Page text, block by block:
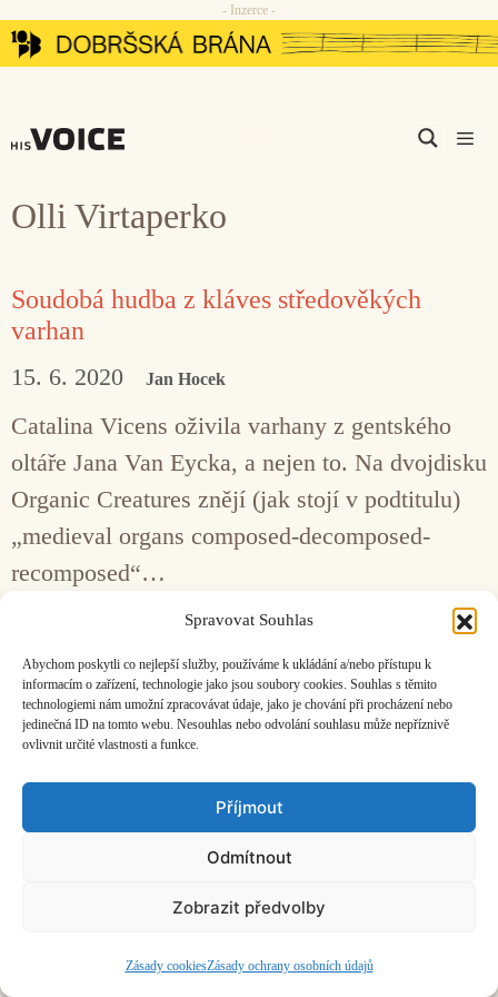
Spravovat Souhlas
Abychom poskytli co nejlepší služby, používáme k ukládání a/nebo přístupu k
informacím o zařízení, technologie jako jsou soubory cookies. Souhlas s těmito
technologiemi nám umožní zpracovávat údaje, jako je chování při procházení nebo
jedinečná ID na tomto webu. Nesouhlas nebo odvolání souhlasu může nepříznivě
ovlivnit určité vlastnosti a funkce.
Příjmout
Odmítnout
Zobrazit předvolby
Zásady cookiesZásady ochrany osobních údajů
Přeskočit
na
- Inzerce -
Olli Virtaperko
Soudobá hudba z kláves středověkých
varhan
15. 6. 2020 Jan Hocek
Catalina Vicens oživila varhany z gentského
oltáře Jana Van Eycka, a nejen to. Na dvojdisku
Organic Creatures znějí (jak stojí v podtitulu)
„medieval organs composed-decomposed-
recomposed“…
ČASOPIS O JINÉ HUDBĚ | vydáváHudební informační středisko
©2026 HISvoice – design a admin